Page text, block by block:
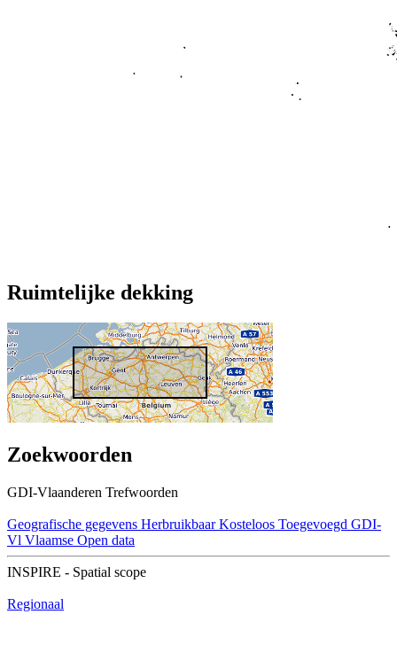
Ruimtelijke dekking
Zoekwoorden
GDI-Vlaanderen Trefwoorden
Geografische gegevens Herbruikbaar Kosteloos Toegevoegd GDI-
Vl Vlaamse Open data
INSPIRE - Spatial scope
Regionaal